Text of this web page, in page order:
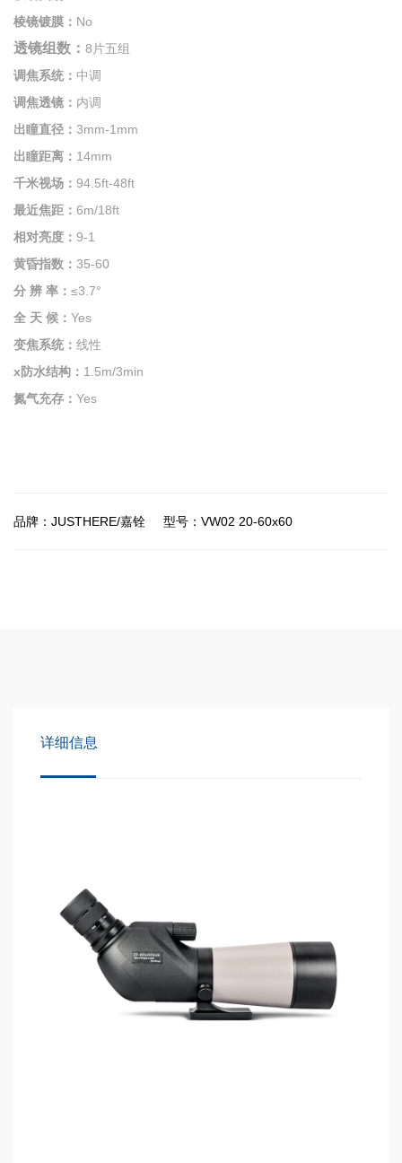
棱镜镀膜： No
透镜组数： 8片五组
调焦系统： 中调
调焦透镜： 内调
出瞳直径： 3mm-1mm
出瞳距离： 14mm
千米视场： 94.5ft-48ft
最近焦距： 6m/18ft
相对亮度： 9-1
黄昏指数： 35-60
分 辨 率： ≤3.7°
全 天 候： Yes
变焦系统： 线性
x防水结构： 1.5m/3min
氮气充存： Yes
品牌：JUSTHERE/嘉铨 型号：VW02 20-60x60
详细信息